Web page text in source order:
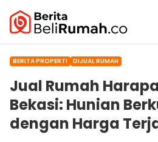
BERITA PROPERTI DIJUAL RUMAH
Jual Rumah
Bekasi: Hunian
dengan Harga